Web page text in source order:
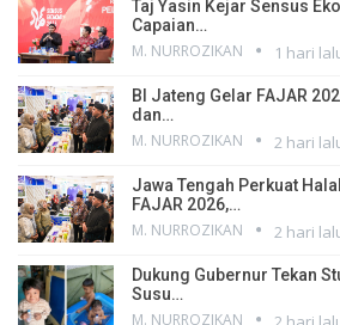
Taj Yasin Kejar Sensus
Capaian…
M. NURROZIKAN 1 hari
BI Jateng Gelar FAJAR
dan…
M. NURROZIKAN 2 hari
Jawa Tengah Perkuat
FAJAR 2026,…
M. NURROZIKAN 2 hari
Dukung Gubernur Tekan
Susu…
M. NURROZIKAN